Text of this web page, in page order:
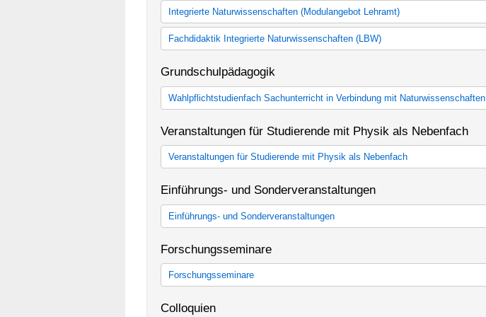
Integrierte Naturwissenschaften (Modulangebot Lehramt)
Integrierte Naturwissenschaften
Fachdidaktik Integrierte Naturwissenschaften (LBW)
Grundschulpädagogik
Wahlpflichtstudienfach Sachunterricht in Verbindung mit Naturwissenschaften
Veranstaltungen für Studierende mit Physik als Nebenfach
Veranstaltungen für Studierende mit Physik als Nebenfach
Einführungs- und Sonderveranstaltungen
Einführungs- und Sonderveranstaltungen
Forschungsseminare
Forschungsseminare
Colloquien